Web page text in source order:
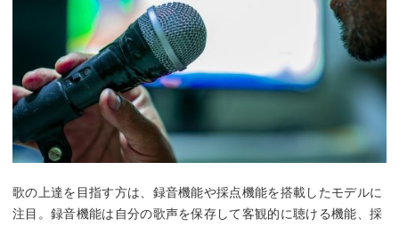
歌の上達を目指す方は、録音機能や採点機能を搭載したモデルに
注目。録音機能は自分の歌声を保存して客観的に聴ける機能、採